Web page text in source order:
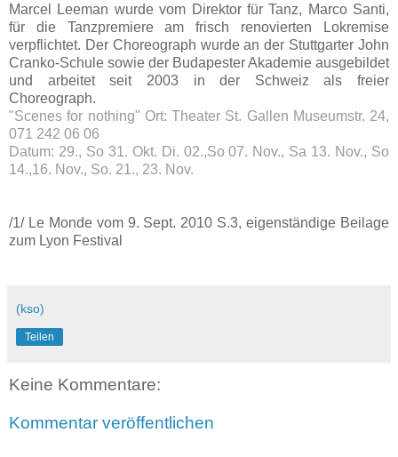
Marcel Leeman wurde vom Direktor für Tanz, Marco Santi,
für die Tanzpremiere am frisch renovierten Lokremise
verpflichtet. Der Choreograph wurde an der Stuttgarter John
Cranko-Schule sowie der Budapester Akademie ausgebildet
und arbeitet seit 2003 in der Schweiz als freier
Choreograph.
"Scenes for nothing" Ort: Theater St. Gallen Museumstr. 24,
071 242 06 06
Datum: 29., So 31. Okt. Di. 02.,So 07. Nov., Sa 13. Nov., So
14.,16. Nov., So. 21., 23. Nov.
/1/ Le Monde vom 9. Sept. 2010 S.3, eigenständige Beilage
zum Lyon Festival
(kso)
Teilen
Keine Kommentare:
Kommentar veröffentlichen